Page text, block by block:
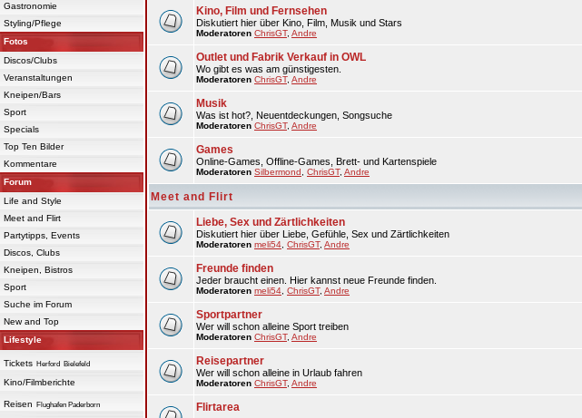
Gastronomie
Styling/Pflege
Fotos
Discos/Clubs
Veranstaltungen
Kneipen/Bars
Sport
Specials
Top Ten Bilder
Kommentare
Forum
Life and Style
Meet and Flirt
Partytipps, Events
Discos, Clubs
Kneipen, Bistros
Sport
Suche im Forum
New and Top
Lifestyle
Tickets Herford Bielefeld
Kino/Filmberichte
Reisen Flughafen Paderborn
Kino, Film und Fernsehen
Diskutiert hier über Kino, Film, Musik und Stars
Moderatoren ChrisGT, Andre
Outlet und Fabrik Verkauf in OWL
Wo gibt es was am günstigesten.
Moderatoren ChrisGT, Andre
Musik
Was ist hot?, Neuentdeckungen, Songsuche
Moderatoren ChrisGT, Andre
Games
Online-Games, Offline-Games, Brett- und Kartenspiele
Moderatoren Silbermond ChrisGT, Andre
Meet and Flirt
Liebe, Sex und Zärtlichkeiten
Diskutiert hier über Liebe, Gefühle, Sex und Zärtlichkeiten
Moderatoren meli54 ChrisGT, Andre
Freunde finden
Jeder braucht einen. Hier kannst neue Freunde finden.
Moderatoren meli54 ChrisGT, Andre
Sportpartner
Wer will schon alleine Sport treiben
Moderatoren ChrisGT, Andre
Reisepartner
Wer will schon alleine in Urlaub fahren
Moderatoren ChrisGT, Andre
Flirtarea